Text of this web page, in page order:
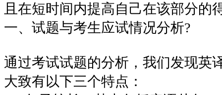
且在短时间内提高自己在该部分的
一、试题与考生应试情况分析?
通过考试试题的分析，我们发现英
大致有以下三个特点：